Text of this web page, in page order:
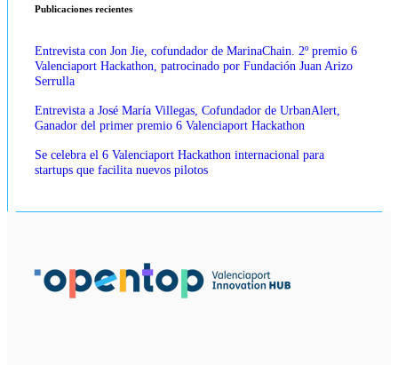
Publicaciones recientes
Entrevista con Jon Jie, cofundador de MarinaChain. 2º premio 6
Valenciaport Hackathon, patrocinado por Fundación Juan Arizo
Serrulla
Entrevista a José María Villegas, Cofundador de UrbanAlert,
Ganador del primer premio 6 Valenciaport Hackathon
Se celebra el 6 Valenciaport Hackathon internacional para
startups que facilita nuevos pilotos